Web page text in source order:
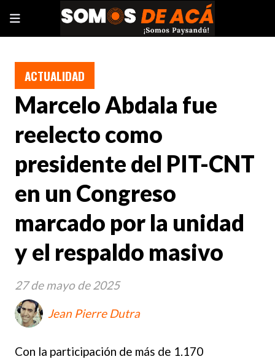
Marcelo Abdala fue
reelecto como
presidente del PIT-CNT
en un Congreso
marcado por la unidad
y el respaldo masivo
Con la participación de más de 1.170
ACTUALIDAD
27 de mayo de 2025
Jean Pierre Dutra